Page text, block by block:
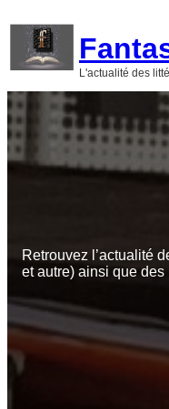
contenu
L'actualité des
Retrouvez l’actualité
et autre) ainsi que